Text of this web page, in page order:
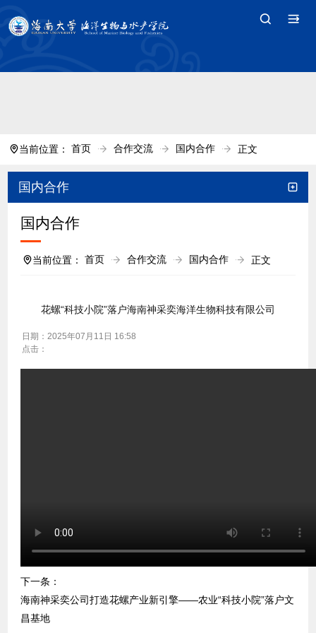
中国·tyc7111cc太阳(集团)官方网站-Branding
当前位置：首页 合作交流 国内合作 正文
国内合作
国内合作
当前位置：首页 合作交流 国内合作 正文
花螺“科技小院”落户海南神采奕海洋生物科技有限公司
日期：2025年07月11日 16:58
点击：
下一条：
海南神采奕公司打造花螺产业新引擎——农业“科技小院”落户文
昌基地